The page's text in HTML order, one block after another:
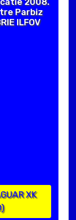
Parbiz
ILFOV
XK